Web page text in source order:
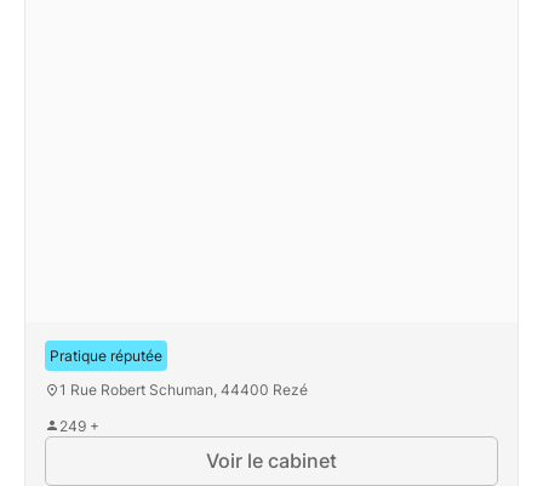
TGS France
1 Rue Robert Schuman, 44400 Rezé
249 +
Pratique réputée
Voir le cabinet